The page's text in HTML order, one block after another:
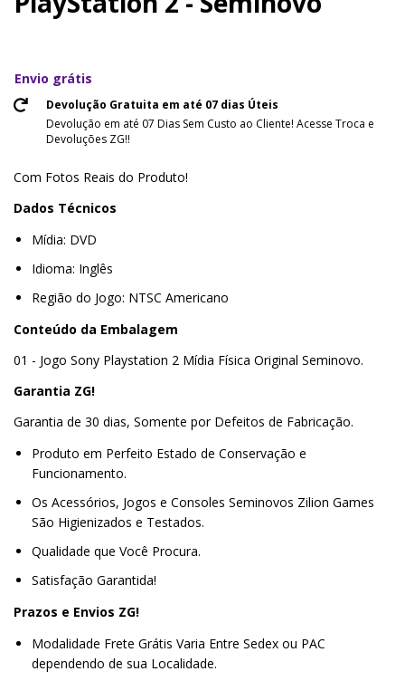
Envio grátis
Devolução Gratuita em até 07 dias Úteis
Devolução em até 07 Dias Sem Custo ao Cliente! Acesse Troca e
Devoluções ZG!!
Com Fotos Reais do Produto!
Dados Técnicos
Mídia: DVD
Idioma: Inglês
Região do Jogo: NTSC Americano
Conteúdo da Embalagem
01 - Jogo Sony Playstation 2 Mídia Física Original Seminovo.
Garantia ZG!
Garantia de 30 dias, Somente por Defeitos de Fabricação.
Produto em Perfeito Estado de Conservação e
Funcionamento.
Os Acessórios, Jogos e Consoles Seminovos Zilion Games
São Higienizados e Testados.
Qualidade que Você Procura.
Satisfação Garantida!
Prazos e Envios ZG!
Modalidade Frete Grátis Varia Entre Sedex ou PAC
dependendo de sua Localidade.